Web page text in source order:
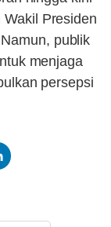
Presiden
publik
menjaga
persepsi